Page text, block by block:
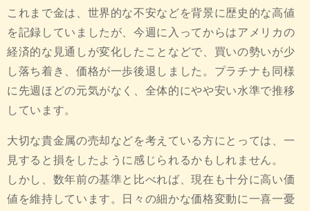
これまで金は、世界的な不安などを背景に歴史的な高値
を記録していましたが、今週に入ってからはアメリカの
経済的な見通しが変化したことなどで、買いの勢いが少
し落ち着き、価格が一歩後退しました。プラチナも同様
に先週ほどの元気がなく、全体的にやや安い水準で推移
しています。
大切な貴金属の売却などを考えている方にとっては、一
見すると損をしたように感じられるかもしれません。
しかし、数年前の基準と比べれば、現在も十分に高い価
値を維持しています。日々の細かな価格変動に一喜一憂